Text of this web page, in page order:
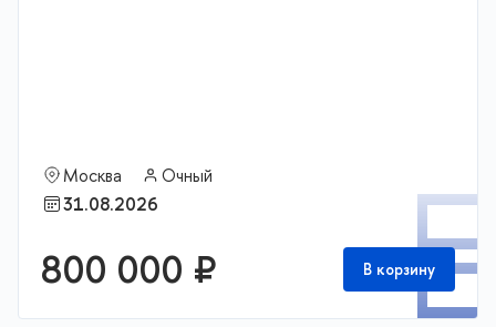
Москва
Очный
31.08.2026
800 000 ₽ В корзину